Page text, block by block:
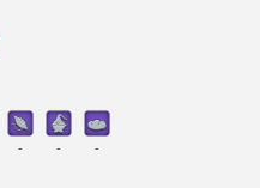
- - -